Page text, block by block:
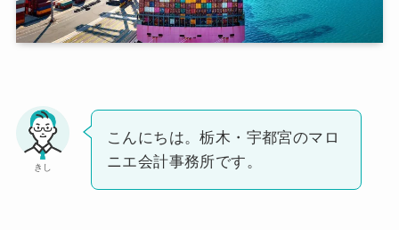
きし
こんにちは。栃木・宇都宮のマロ
ニエ会計事務所です。